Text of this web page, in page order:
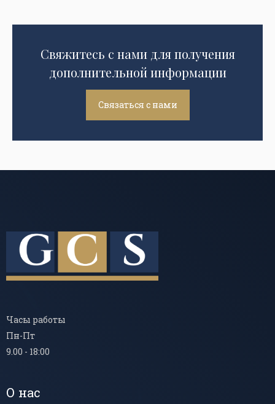
Свяжитесь с нами для получения
дополнительной информации
Связаться с нами
Часы работы
Пн-Пт
9.00 - 18:00
О нас